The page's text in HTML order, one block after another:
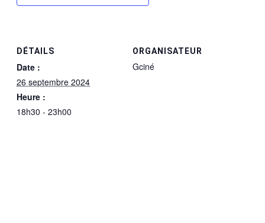
DÉTAILS
Date :
26 septembre 2024
Heure :
18h30 - 23h00
ORGANISATEUR
Gciné